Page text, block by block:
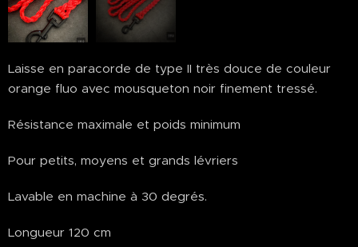
Laisse en paracorde de type II très douce de couleur
orange fluo avec mousqueton noir finement tressé.
Résistance maximale et poids minimum
Pour petits, moyens et grands lévriers
Lavable en machine à 30 degrés.
Longueur 120 cm